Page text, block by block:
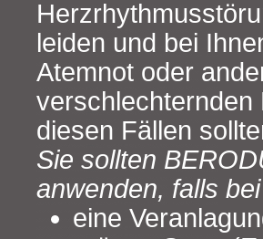
leiden und bei
Atemnot oder
diesen Fällen
Sie sollten
anwenden, falls
eine